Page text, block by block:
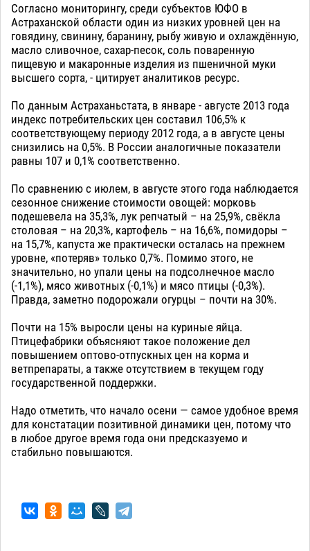
Согласно мониторингу, среди субъектов ЮФО в
Астраханской области один из низких уровней цен на
говядину, свинину, баранину, рыбу живую и охлаждённую,
масло сливочное, сахар-песок, соль поваренную
пищевую и макаронные изделия из пшеничной муки
высшего сорта, - цитирует аналитиков ресурс.
По данным Астраханьстата, в январе - августе 2013 года
индекс потребительских цен составил 106,5% к
соответствующему периоду 2012 года, а в августе цены
снизились на 0,5%. В России аналогичные показатели
равны 107 и 0,1% соответственно.
По сравнению с июлем, в августе этого года наблюдается
сезонное снижение стоимости овощей: морковь
подешевела на 35,3%, лук репчатый – на 25,9%, свёкла
столовая – на 20,3%, картофель – на 16,6%, помидоры –
на 15,7%, капуста же практически осталась на прежнем
уровне, «потеряв» только 0,7%. Помимо этого, не
значительно, но упали цены на подсолнечное масло
(-1,1%), мясо животных (-0,1%) и мясо птицы (-0,3%).
Правда, заметно подорожали огурцы – почти на 30%.
Почти на 15% выросли цены на куриные яйца.
Птицефабрики объясняют такое положение дел
повышением оптово-отпускных цен на корма и
ветпрепараты, а также отсутствием в текущем году
государственной поддержки.
Надо отметить, что начало осени — самое удобное время
для констатации позитивной динамики цен, потому что
в любое другое время года они предсказуемо и
стабильно повышаются.